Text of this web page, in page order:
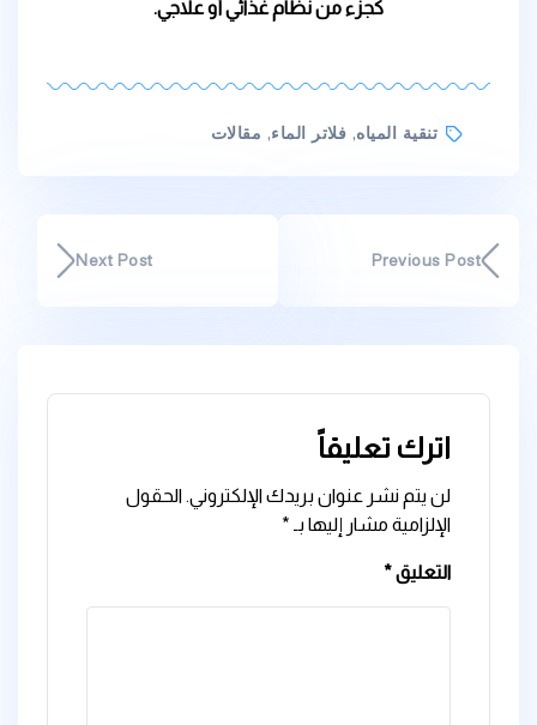
كجزء من نظام غذائي أو علاجي.
تنقية المياه, فلاتر الماء, مقالات
Previous Post
Next Post
اترك تعليقاً
لن يتم نشر عنوان بريدك الإلكتروني. الحقول
الإلزامية مشار إليها بـ *
التعليق*